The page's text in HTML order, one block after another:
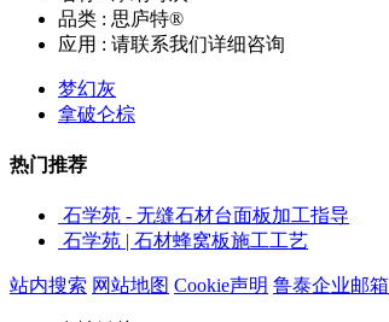
品类 : 思庐特®
应用 : 请联系我们详细咨询
梦幻灰
拿破仑棕
热门推荐
石学苑 - 无缝石材台面板加工指导
石学苑 | 石材蜂窝板施工工艺
站内搜索 网站地图 Cookie声明 鲁泰企业邮箱